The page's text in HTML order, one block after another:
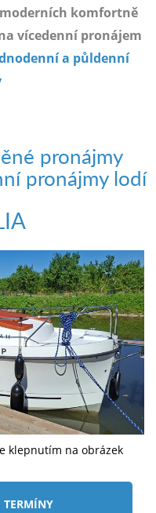
komfortně
vícedenní pronájem
a půldenní
pronájmy
pronájmy lodí
klepnutím na obrázek
TERMÍNY